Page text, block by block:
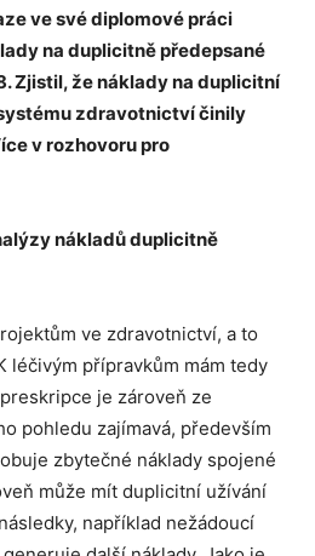
ve své diplomové práci
na duplicitně předepsané
Zjistil, že náklady na duplicitní
zdravotnictví činily
v rozhovoru pro
nákladů duplicitně
ve zdravotnictví, a to
léčivým přípravkům mám tedy
je zároveň ze
pohledu zajímavá, především
zbytečné náklady spojené
může mít duplicitní užívání
například nežádoucí